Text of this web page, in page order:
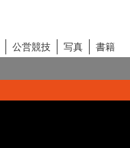
公営競技 写真
書籍